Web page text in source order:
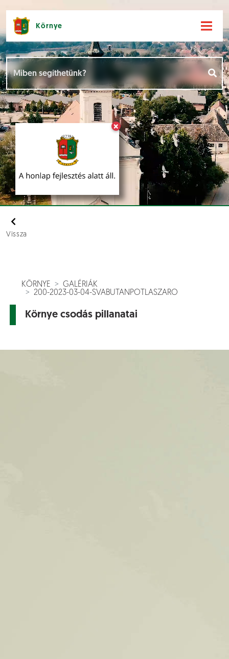
×
Környe
Vissza
KÖRNYE
GALÉRIÁK
200-2023-03-04-SVABUTANPOTLASZARO
Környe csodás pillanatai
Hírek [ ]
Események []
Dokumentumok []
Aloldalak [ ]